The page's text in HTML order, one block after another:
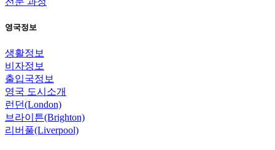
영국정보
생활정보
비자정보
출입국정보
영국 도시소개
런던(London)
브라이튼(Brighton)
리버풀(Liverpool)